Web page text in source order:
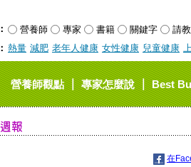
營養師 專家 書籍 關鍵字
請
熱量 減肥 老年人健康 女性健康 兒童健康
營養師觀點｜專家怎麼說｜Best
在